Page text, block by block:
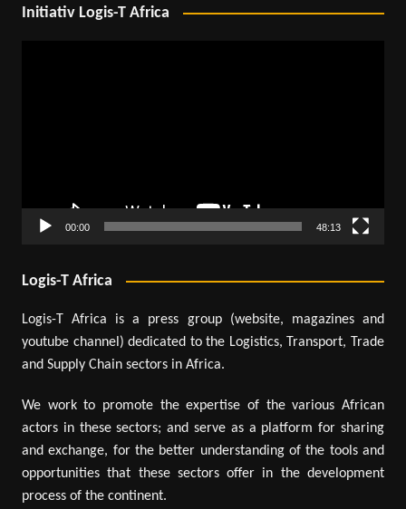
Initiativ Logis-T Africa
00:00 48:13
Logis-T Africa
Logis-T Africa is a press group (website, magazines and
youtube channel) dedicated to the Logistics, Transport, Trade
and Supply Chain sectors in Africa.
We work to promote the expertise of the various African
actors in these sectors; and serve as a platform for sharing
and exchange, for the better understanding of the tools and
opportunities that these sectors offer in the development
process of the continent.